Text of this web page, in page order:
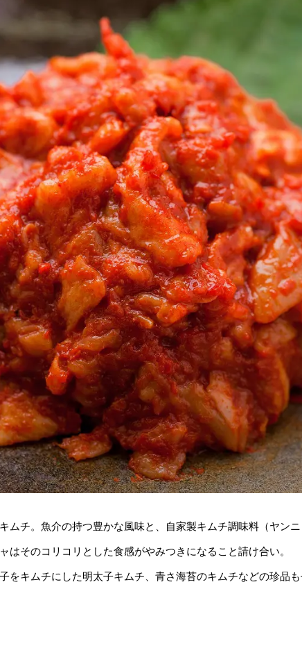
ムチ。魚介の持つ豊かな風味と、自家製キムチ調味料（ヤン
はそのコリコリとした食感がやみつきになること請け合い。
をキムチにした明太子キムチ、青さ海苔のキムチなどの珍品